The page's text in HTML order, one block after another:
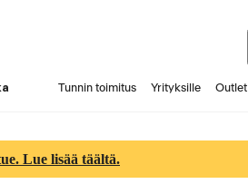
Tunnin toimitus Yrityksille Outlet
Lue lisää täältä.